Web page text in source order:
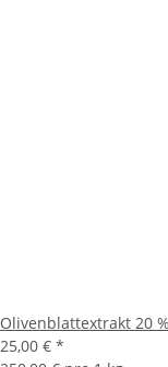
Olivenblattextrakt 20
25,00 € *